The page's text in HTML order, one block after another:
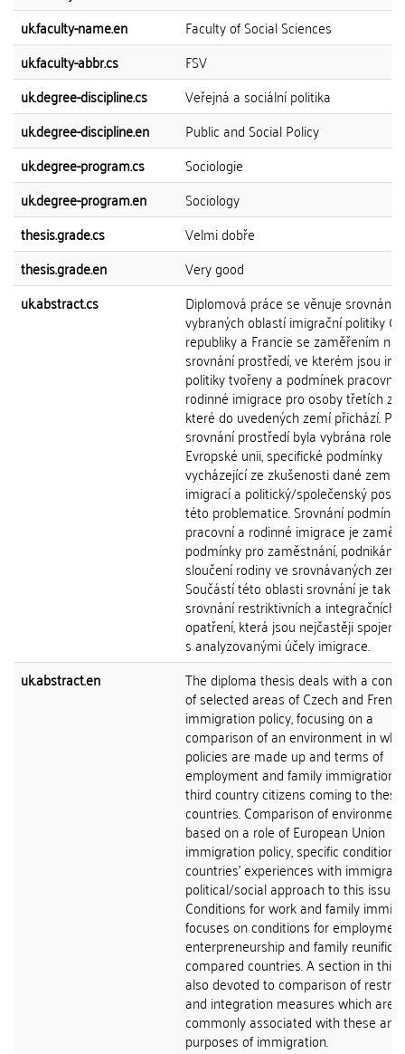
uk.faculty-name.en
Faculty of Social Sciences
uk.faculty-abbr.cs
FSV
uk.degree-discipline.cs
Veřejná a sociální politika
uk.degree-discipline.en
Public and Social Policy
uk.degree-program.cs
Sociologie
uk.degree-program.en
Sociology
thesis.grade.cs
Velmi dobře
thesis.grade.en
Very good
uk.abstract.cs
Diplomová práce se věnuje srovnání
vybraných oblastí imigrační politiky
republiky a Francie se zaměřením na
srovnání prostředí, ve kterém jsou
politiky tvořeny a podmínek pracovní
rodinné imigrace pro osoby třetích
které do uvedených zemí přichází. Pro
srovnání prostředí byla vybrána role
Evropské unii, specifické podmínky
vycházející ze zkušenosti dané země
imigrací a politický/společenský
této problematice. Srovnání podmínek
pracovní a rodinné imigrace je
podmínky pro zaměstnání, podnikání
sloučení rodiny ve srovnávaných
Součástí této oblasti srovnání je také
srovnání restriktivních a integračních
opatření, která jsou nejčastěji
s analyzovanými účely imigrace.
uk.abstract.en
The diploma thesis deals with a
of selected areas of Czech and French
immigration policy, focusing on a
comparison of an environment in
policies are made up and terms of
employment and family immigration
third country citizens coming to these
countries. Comparison of
based on a role of European Union
immigration policy, specific
countries' experiences with
political/social approach to this issue.
Conditions for work and family
focuses on conditions for
enterpreneurship and family
compared countries. A section in this
also devoted to comparison of
and integration measures which are
commonly associated with these
purposes of immigration.